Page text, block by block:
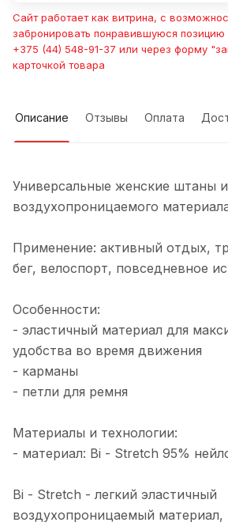
Сайт работает как витрина, с
забронировать понравившуюся позицию
+375 (44) 548-91-37 или через форму
карточкой товара
Описание Отзывы Оплата
Универсальные женские штаны
воздухопроницаемого
Применение: активный отдых,
бег, велоспорт, повседневное
Особенности:
- эластичный материал для
удобства во время движения
- карманы
- петли для ремня
Материалы и технологии:
- материал: Bi - Stretch 95%
Bi - Stretch - легкий эластичный
воздухопроницаемый материал,